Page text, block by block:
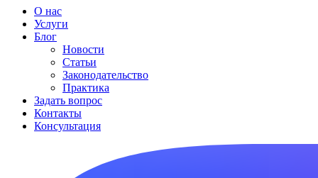
О нас
Услуги
Блог
Новости
Статьи
Законодательство
Практика
Задать вопрос
Контакты
Консультация